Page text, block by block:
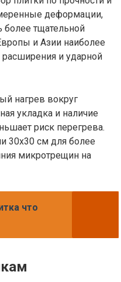
деформации,
более тщательной
и Азии наиболее
и ударной
нагрев вокруг
укладка и наличие
риск перегрева.
30х30 см для более
микротрещин на
что